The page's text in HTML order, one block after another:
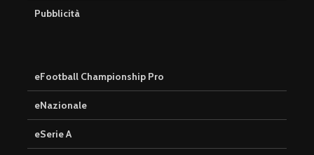
Pubblicità
eFootball Championship Pro
eNazionale
eSerie A